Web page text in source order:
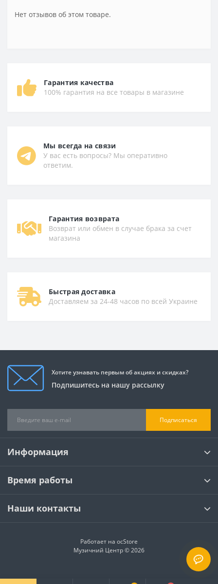
Нет отзывов об этом товаре.
Гарантия качества
100% гарантия на все товары в магазине
Мы всегда на связи
У вас есть вопросы? Мы оперативно
ответим.
Гарантия возврата
Возврат или обмен в случае брака за счет
магазина
Быстрая доставка
Доставляем за 24-48 часов по всей Украине
Хотите узнавать первым об акциях и скидках?
Подпишитесь на нашу рассылку
Подписаться
Информация
Время работы
Наши контакты
Работает на ocStore
Музичний Центр © 2026